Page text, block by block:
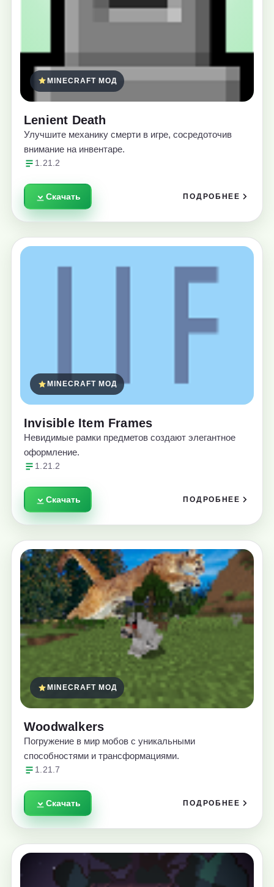
MINECRAFT МОД
Lenient Death
Улучшите механику смерти в игре, сосредоточив
внимание на инвентаре.
1.21.2
Скачать ПОДРОБНЕЕ
MINECRAFT МОД
Invisible Item Frames
Невидимые рамки предметов создают элегантное
оформление.
1.21.2
Скачать ПОДРОБНЕЕ
MINECRAFT МОД
Woodwalkers
Погружение в мир мобов с уникальными
способностями и трансформациями.
1.21.7
Скачать ПОДРОБНЕЕ